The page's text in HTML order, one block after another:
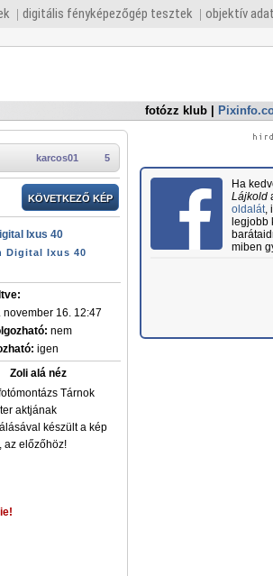
digitális fényképezőgép tesztek objektív
fotózz klub
5
karcos01
KÖVETKEZŐ KÉP
Ixus 40
Digital Ixus 40
november 16. 12:47
nem
igen
Zoli alá néz
Tárnok
aktjának
készült a kép
az előzőhöz!
Ha
Lájkold
oldalát,
legjobb
miben